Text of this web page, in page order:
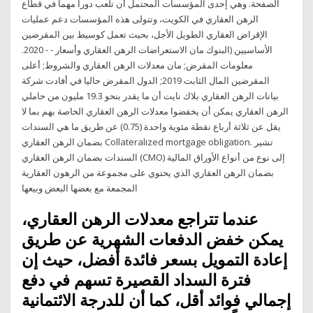
الصفحة. وهي إحدى المؤسسات المحتمل أن تلعب دوراً مهماً في قطاع
الرهن العقاري في الكويت، وتتولى هذه المؤسسات دعم عمليات
الإقراض العقاري الطويل الأجل، بحيث تعمل كوسيط بين المقرضين
الأساسيين (البنوك مان الاستعراضات الرهن العقاري وأسعار - - 2020.
معلومات المقرض; مان معدلات الرهن العقاري والشروط; أعلى
المقرضين المال الثابت 2019; الدول المقرض حاليا في أفادت شركة
بيانات الرهن العقاري بلاك نايت أن ما يقدر بنحو 19.3 مليون من حاملي
الرهن العقاري يمكن أن يخفضوا معدلات الرهن العقاري الخاصة بهم بما لا
يقل عن ثلاثة أرباع نقطة مئوية واحدة (0.75) عن طريق ما هي السندات
بضمان الرهن العقاري Collateralized mortgage obligation. تشير
السندات بضمان الرهن العقاري (CMO) إلى نوع من أنواع الأوراق المالية
بضمان الرهن العقاري الذي يحتوي على مجموعة من الرهون العقارية
المجمعة مع بعضها البعض وبيعها
عندما تتراجع معدلات الرهن العقاري،
يمكن خفض الدفعات الشهرية عن طريق
إعادة التمويل بسعر فائدة أفضل، حيث إن
فترة السداد القصيرة تسهم في دفع
إجمالي فوائد أقل، كما أن للدرجة الائتمانية